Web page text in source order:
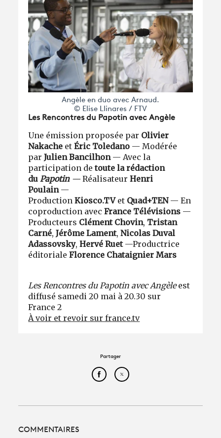
Angèle en duo avec Arnaud.
© Elise Llinares / FTV
Les Rencontres du Papotin avec Angèle
Une émission proposée par Olivier
Nakache etÉric Toledano — Modérée
parJulien Bancilhon — Avec la
participation detoute la rédaction
du Papotin—RéalisateurHenri
Poulain—
ProductionKiosco.TV et Quad+TEN— En
coproduction avecFrance Télévisions —
Producteurs Clément Chovin, Tristan
Carné,Jérôme Lament,Nicolas Duval
Adassovsky,Hervé Ruet—Productrice
éditorialeFlorence Chataignier Mars
Les Rencontres du Papotin avec Angèleest
diffusé samedi 20 mai à 20.30 sur
France 2
À voir et revoir sur france.tv
Partager
Partager cet article sur
Partager cet article sur
COMMENTAIRES